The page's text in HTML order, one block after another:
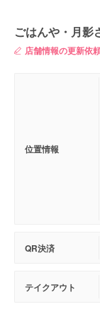
ごはんや・月影
店舗情報の更新依
位置情報
QR決済
テイクアウト